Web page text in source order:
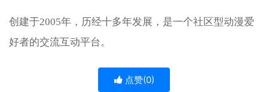
创建于2005年，历经十多年发展，是一个社区型动漫爱
好者的交流互动平台。
点赞(0)